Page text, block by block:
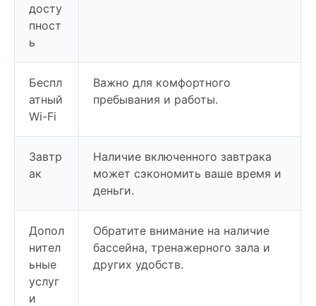
досту
пност
ь
Беспл
атный
Wi-Fi
Важно для комфортного
пребывания и работы.
Завтр
ак
Наличие включенного завтрака
может сэкономить ваше время и
деньги.
Допол
нител
ьные
услуг
и
Обратите внимание на наличие
бассейна, тренажерного зала и
других удобств.